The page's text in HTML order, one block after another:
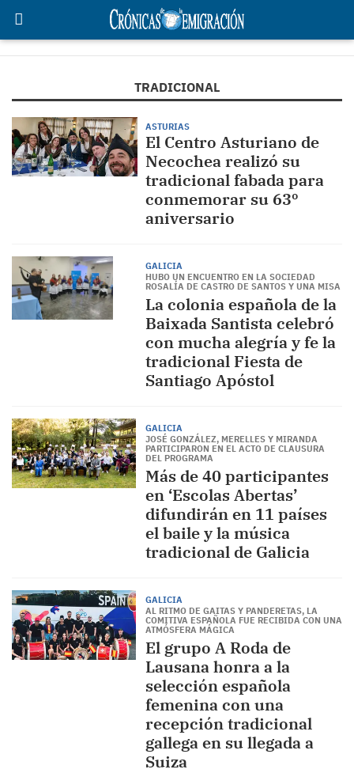
TRADICIONAL
ASTURIAS
El Centro Asturiano de
Necochea realizó su
tradicional fabada para
conmemorar su 63º
aniversario
GALICIA
HUBO UN ENCUENTRO EN LA SOCIEDAD
ROSALÍA DE CASTRO DE SANTOS Y UNA MISA
La colonia española de la
Baixada Santista celebró
con mucha alegría y fe la
tradicional Fiesta de
Santiago Apóstol
GALICIA
JOSÉ GONZÁLEZ, MERELLES Y MIRANDA
PARTICIPARON EN EL ACTO DE CLAUSURA
DEL PROGRAMA
Más de 40 participantes
en ‘Escolas Abertas’
difundirán en 11 países
el baile y la música
tradicional de Galicia
GALICIA
AL RITMO DE GAITAS Y PANDERETAS, LA
COMITIVA ESPAÑOLA FUE RECIBIDA CON UNA
ATMÓSFERA MÁGICA
El grupo A Roda de
Lausana honra a la
selección española
femenina con una
recepción tradicional
gallega en su llegada a
Suiza